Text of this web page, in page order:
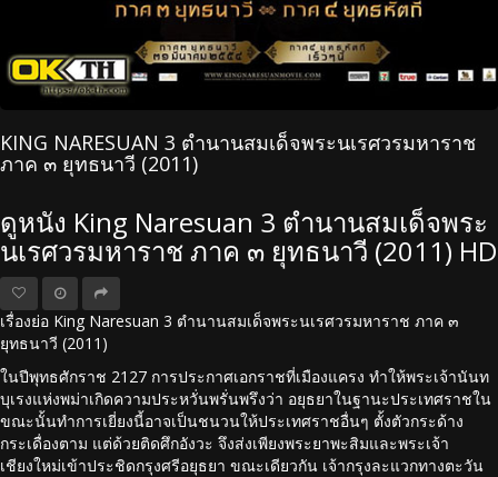
KING NARESUAN 3 ตำนานสมเด็จพระนเรศวรมหาราช
ภาค ๓ ยุทธนาวี (2011)
ดูหนัง King Naresuan 3 ตำนานสมเด็จพระ
นเรศวรมหาราช ภาค ๓ ยุทธนาวี (2011) HD
เรื่องย่อ King Naresuan 3 ตำนานสมเด็จพระนเรศวรมหาราช ภาค ๓
ยุทธนาวี (2011)
ในปีพุทธศักราช 2127 การประกาศเอกราชที่เมืองแครง ทำให้พระเจ้านันท
บุเรงแห่งพม่าเกิดความประหวั่นพรั่นพรึงว่า อยุธยาในฐานะประเทศราชใน
ขณะนั้นทำการเยี่ยงนี้อาจเป็นชนวนให้ประเทศราชอื่นๆ ตั้งตัวกระด้าง
กระเดื่องตาม แต่ด้วยติดศึกอังวะ จึงส่งเพียงพระยาพะสิมและพระเจ้า
เชียงใหม่เข้าประชิดกรุงศรีอยุธยา ขณะเดียวกัน เจ้ากรุงละแวกทางตะวัน